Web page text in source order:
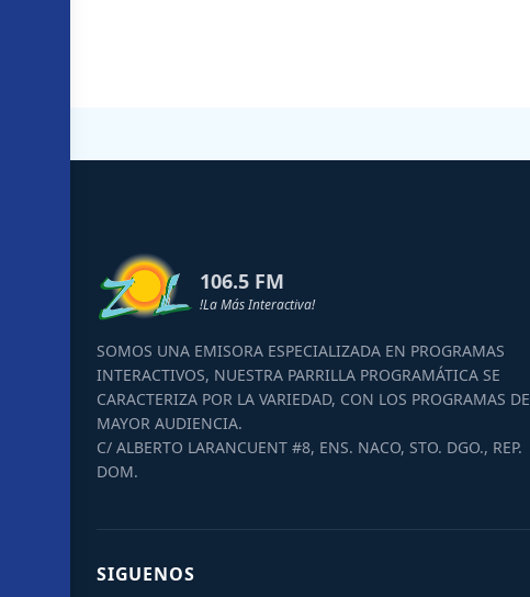
106.5 FM
!La Más Interactiva!
SOMOS UNA EMISORA ESPECIALIZADA EN PROGRAMAS
INTERACTIVOS, NUESTRA PARRILLA PROGRAMÁTICA SE
CARACTERIZA POR LA VARIEDAD, CON LOS PROGRAMAS DE
MAYOR AUDIENCIA.
C/ ALBERTO LARANCUENT #8, ENS. NACO, STO. DGO., REP.
DOM.
SIGUENOS